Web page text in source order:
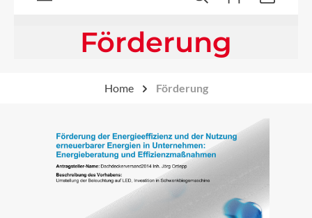
Förderung
Home Förderung